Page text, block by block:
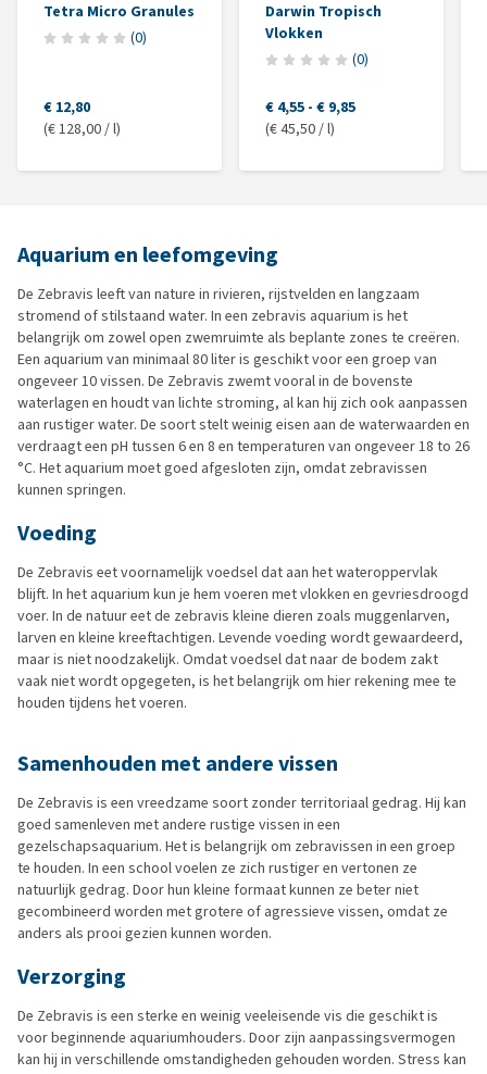
Tetra Micro Granules
(0)
€ 12,80
(€ 128,00 / l)
Darwin Tropisch
Vlokken
(0)
€ 4,55 - € 9,85
(€ 45,50 / l)
Aquarium en leefomgeving
De Zebravis leeft van nature in rivieren, rijstvelden en langzaam
stromend of stilstaand water. In een zebravis aquarium is het
belangrijk om zowel open zwemruimte als beplante zones te creëren.
Een aquarium van minimaal 80 liter is geschikt voor een groep van
ongeveer 10 vissen. De Zebravis zwemt vooral in de bovenste
waterlagen en houdt van lichte stroming, al kan hij zich ook aanpassen
aan rustiger water. De soort stelt weinig eisen aan de waterwaarden en
verdraagt een pH tussen 6 en 8 en temperaturen van ongeveer 18 to 26
°C. Het aquarium moet goed afgesloten zijn, omdat zebravissen
kunnen springen.
Voeding
De Zebravis eet voornamelijk voedsel dat aan het wateroppervlak
blijft. In het aquarium kun je hem voeren met vlokken en gevriesdroogd
voer. In de natuur eet de zebravis kleine dieren zoals muggenlarven,
larven en kleine kreeftachtigen. Levende voeding wordt gewaardeerd,
maar is niet noodzakelijk. Omdat voedsel dat naar de bodem zakt
vaak niet wordt opgegeten, is het belangrijk om hier rekening mee te
houden tijdens het voeren.
Samenhouden met andere vissen
De Zebravis is een vreedzame soort zonder territoriaal gedrag. Hij kan
goed samenleven met andere rustige vissen in een
gezelschapsaquarium. Het is belangrijk om zebravissen in een groep
te houden. In een school voelen ze zich rustiger en vertonen ze
natuurlijk gedrag. Door hun kleine formaat kunnen ze beter niet
gecombineerd worden met grotere of agressieve vissen, omdat ze
anders als prooi gezien kunnen worden.
Verzorging
De Zebravis is een sterke en weinig veeleisende vis die geschikt is
voor beginnende aquariumhouders. Door zijn aanpassingsvermogen
kan hij in verschillende omstandigheden gehouden worden. Stress kan